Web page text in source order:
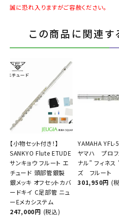
誠に恐れ入りますがご容赦ください。
この商品に関連す
【小物セット付き！】
SANKYO Flute ETUDE
サンキョウ フルート エ
チュード 頭部管銀製
銀メッキ オフセットカバ
ードキイ C足部管 ニュ
ーEメカシステム
247,000円 (税込)
YAMAHA YFL-
ヤマハ プロフ
ナル" フィネス
ズ フルート
301,950円 (